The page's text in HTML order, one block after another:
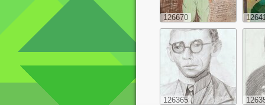
126670
126365